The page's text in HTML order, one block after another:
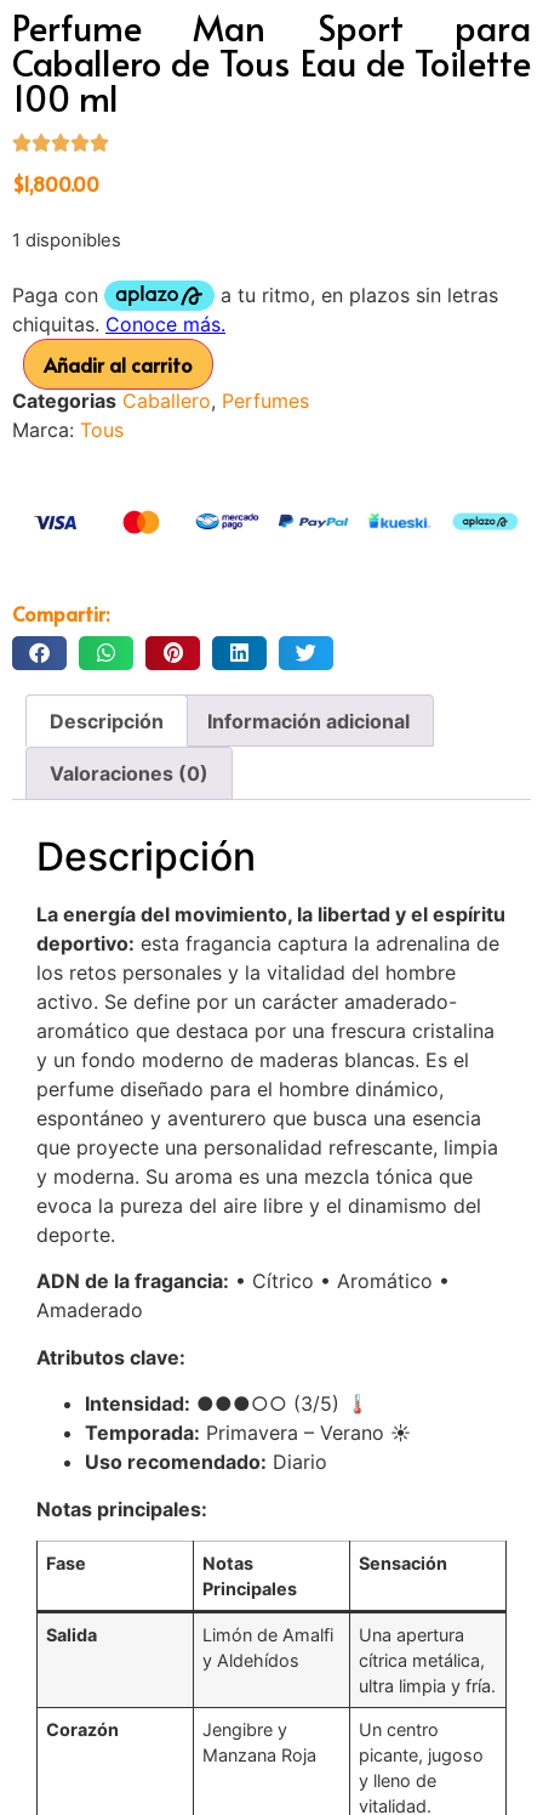
Perfume Man Sport para
Caballero de Tous Eau de Toilette
100 ml
$1,800.00
1 disponibles
Añadir al carrito
Categorias Caballero, Perfumes
Marca: Tous
Compartir:
Descripción Información adicional
Valoraciones (0)
Descripción
La energía del movimiento, la libertad y el espíritu
deportivo: esta fragancia captura la adrenalina de
los retos personales y la vitalidad del hombre
activo. Se define por un carácter amaderado-
aromático que destaca por una frescura cristalina
y un fondo moderno de maderas blancas. Es el
perfume diseñado para el hombre dinámico,
espontáneo y aventurero que busca una esencia
que proyecte una personalidad refrescante, limpia
y moderna. Su aroma es una mezcla tónica que
evoca la pureza del aire libre y el dinamismo del
deporte.
ADN de la fragancia: • Cítrico • Aromático •
Amaderado
Atributos clave:
Intensidad: ●●●○○ (3/5) 🌡️
Temporada: Primavera – Verano ☀️
Uso recomendado: Diario
Notas principales:
Fase
Notas
Principales
Sensación
Salida
Limón de Amalfi
y Aldehídos
Una apertura
cítrica metálica,
ultra limpia y fría.
Corazón
Jengibre y
Manzana Roja
Un centro
picante, jugoso
y lleno de
vitalidad.